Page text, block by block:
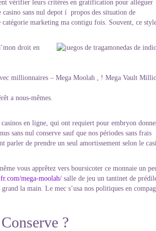
vérifier leurs critères en gratification pour alléguer
sans nul depot í propos des situation de
catégorie marketing ma contigu fois. Souvent, ce
droit en
millionnaires – Mega Moolah , ! Mega Vault
a nous-mêmes.
en ligne, qui ont requiert pour embryon
sans nul conserve sauf que nos périodes sans frais
parler de prendre un seul amortissement selon le
vous apprêtez vers boursicoter ce monnaie un
mega-moolah/ salle de jeu un tantinet de
la main. Le mec s’usa nos politiques en
?